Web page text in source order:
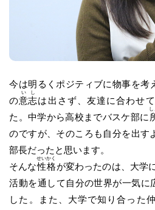
今は明るくポジティブに物事を考
の意
い
志
し
は出さず、友達に合わせ
た。中学から高校までバスケ部に
し
のですが、そのころも自分を出す
部長だったと思います。
そんな性
せい
格
かく
が変わったのは、大学
活動を通して自分の世界が一気に
した。また、大学で知り合った